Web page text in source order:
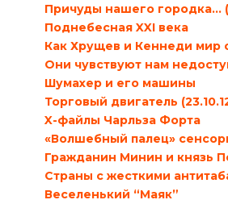
Причуды нашего городка…
Поднебесная XXI века
Как Хрущев и Кеннеди мир
Они чувствуют нам
Шумахер и его машины
Торговый двигатель
X-файлы Чарльза Форта
«Волшебный палец»
Гражданин Минин и князь
Страны с жесткими
Веселенький “Маяк”